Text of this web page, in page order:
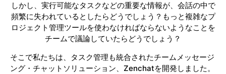
しかし、実行可能なタスクなどの重要な情報が、会話の中で
頻繁に失われているとしたらどうでしょう？もっと複雑なプ
ロジェクト管理ツールを使わなければならないようなことを
チームで議論していたらどうでしょう？
そこで私たちは、タスク管理も統合されたチームメッセージ
ング・チャットソリューション、Zenchatを開発しました。